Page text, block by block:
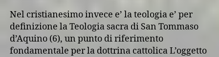
Nel cristianesimo invece e’ la teologia e’ per
definizione la Teologia sacra di San Tommaso
d’Aquino (6), un punto di riferimento
fondamentale per la dottrina cattolica L’oggetto